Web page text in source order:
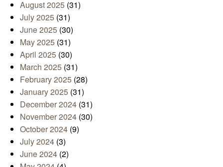
August 2025 (31)
July 2025 (31)
June 2025 (30)
May 2025 (31)
April 2025 (30)
March 2025 (31)
February 2025 (28)
January 2025 (31)
December 2024 (31)
November 2024 (30)
October 2024 (9)
July 2024 (3)
June 2024 (2)